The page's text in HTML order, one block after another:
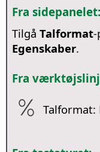
Fra sidepanelet:
Tilgå Talformat-
Egenskaber.
Fra
Talformat: